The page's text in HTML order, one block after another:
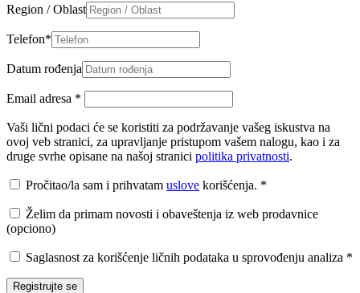
Region / Oblast
Telefon*
Datum rođenja
Email adresa *
Vaši lični podaci će se koristiti za podržavanje vašeg iskustva na
ovoj veb stranici, za upravljanje pristupom vašem nalogu, kao i za
druge svrhe opisane na našoj stranici politika privatnosti.
Pročitao/la sam i prihvatam uslove korišćenja. *
Želim da primam novosti i obaveštenja iz web prodavnice
(opciono)
Saglasnost za korišćenje ličnih podataka u sprovođenju analiza *
Registrujte se